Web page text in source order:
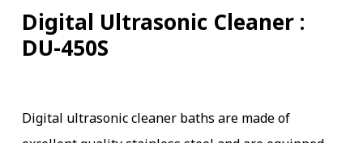
Digital Ultrasonic Cleaner :
DU-450S
Digital ultrasonic cleaner baths are made of